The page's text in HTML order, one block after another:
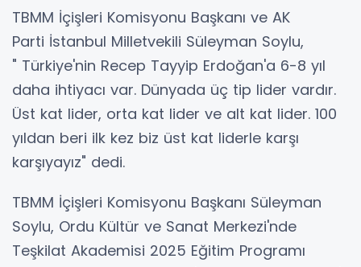
TBMM İçişleri Komisyonu Başkanı ve AK
Parti İstanbul Milletvekili Süleyman Soylu,
" Türkiye'nin Recep Tayyip Erdoğan'a 6-8 yıl
daha ihtiyacı var. Dünyada üç tip lider vardır.
Üst kat lider, orta kat lider ve alt kat lider. 100
yıldan beri ilk kez biz üst kat liderle karşı
karşıyayız" dedi.
TBMM İçişleri Komisyonu Başkanı Süleyman
Soylu, Ordu Kültür ve Sanat Merkezi'nde
Teşkilat Akademisi 2025 Eğitim Programı